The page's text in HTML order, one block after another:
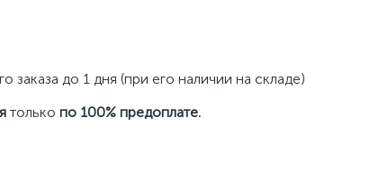
до 1 дня (при его наличии на складе)
только по 100% предоплате.